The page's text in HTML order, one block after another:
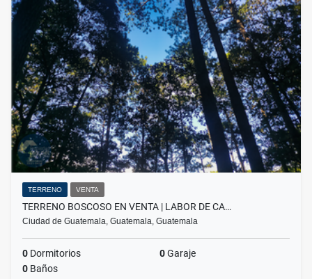
TERRENO VENTA
TERRENO BOSCOSO EN VENTA | LABOR DE CA…
Ciudad de Guatemala, Guatemala, Guatemala
0 Dormitorios 0Garaje
0 Baños